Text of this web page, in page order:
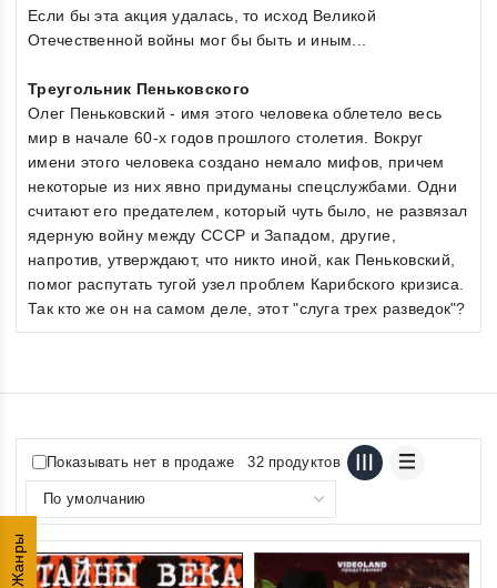
Жанры
Если бы эта акция удалась, то исход Великой
Отечественной войны мог бы быть и иным...
Треугольник Пеньковского
Олег Пеньковский - имя этого человека облетело весь
мир в начале 60-х годов прошлого столетия. Вокруг
имени этого человека создано немало мифов, причем
некоторые из них явно придуманы спецслужбами. Одни
считают его предателем, который чуть было, не развязал
ядерную войну между СССР и Западом, другие,
напротив, утверждают, что никто иной, как Пеньковский,
помог распутать тугой узел проблем Карибского кризиса.
Так кто же он на самом деле, этот "слуга трех разведок"?
Показывать нет в продаже 32 продуктов